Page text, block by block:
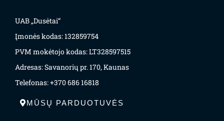
UAB „Dusėtai“
Įmonės kodas: 132859754
PVM mokėtojo kodas: LT328597515
Adresas: Savanorių pr. 170, Kaunas
Telefonas: +370 686 16818
MŪSŲ PARDUOTUVĖS